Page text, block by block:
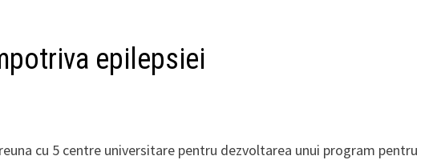
epilepsiei
cu 5 centre universitare pentru dezvoltarea unui program pentru